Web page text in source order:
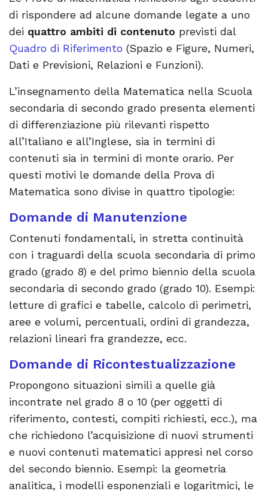
di rispondere ad alcune domande legate a uno
dei quattro ambiti di contenuto previsti dal
Quadro di Riferimento (Spazio e Figure, Numeri,
Dati e Previsioni, Relazioni e Funzioni).
L’insegnamento della Matematica nella Scuola
secondaria di secondo grado presenta elementi
di differenziazione più rilevanti rispetto
all’Italiano e all’Inglese, sia in termini di
contenuti sia in termini di monte orario. Per
questi motivi le domande della Prova di
Matematica sono divise in quattro tipologie:
Domande di Manutenzione
Contenuti fondamentali, in stretta continuità
con i traguardi della scuola secondaria di primo
grado (grado 8) e del primo biennio della scuola
secondaria di secondo grado (grado 10). Esempi:
letture di grafici e tabelle, calcolo di perimetri,
aree e volumi, percentuali, ordini di grandezza,
relazioni lineari fra grandezze, ecc.
Domande di Ricontestualizzazione
Propongono situazioni simili a quelle già
incontrate nel grado 8 o 10 (per oggetti di
riferimento, contesti, compiti richiesti, ecc.), ma
che richiedono l’acquisizione di nuovi strumenti
e nuovi contenuti matematici appresi nel corso
del secondo biennio. Esempi: la geometria
analitica, i modelli esponenziali e logaritmici, le